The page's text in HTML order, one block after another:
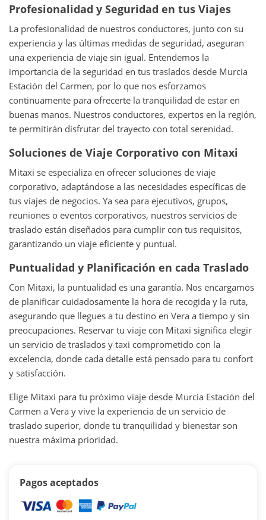
Profesionalidad y Seguridad en tus Viajes
La profesionalidad de nuestros conductores, junto con su
experiencia y las últimas medidas de seguridad, aseguran
una experiencia de viaje sin igual. Entendemos la
importancia de la seguridad en tus traslados desde Murcia
Estación del Carmen, por lo que nos esforzamos
continuamente para ofrecerte la tranquilidad de estar en
buenas manos. Nuestros conductores, expertos en la región,
te permitirán disfrutar del trayecto con total serenidad.
Soluciones de Viaje Corporativo con Mitaxi
Mitaxi se especializa en ofrecer soluciones de viaje
corporativo, adaptándose a las necesidades específicas de
tus viajes de negocios. Ya sea para ejecutivos, grupos,
reuniones o eventos corporativos, nuestros servicios de
traslado están diseñados para cumplir con tus requisitos,
garantizando un viaje eficiente y puntual.
Puntualidad y Planificación en cada Traslado
Con Mitaxi, la puntualidad es una garantía. Nos encargamos
de planificar cuidadosamente la hora de recogida y la ruta,
asegurando que llegues a tu destino en Vera a tiempo y sin
preocupaciones. Reservar tu viaje con Mitaxi significa elegir
un servicio de traslados y taxi comprometido con la
excelencia, donde cada detalle está pensado para tu confort
y satisfacción.
Elige Mitaxi para tu próximo viaje desde Murcia Estación del
Carmen a Vera y vive la experiencia de un servicio de
traslado superior, donde tu tranquilidad y bienestar son
nuestra máxima prioridad.
Pagos aceptados